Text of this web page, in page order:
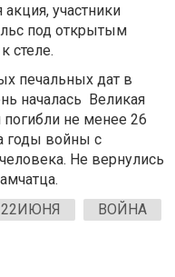
участники
под открытым
стеле.
печальных дат в
началась Великая
не менее 26
годы войны с
Не вернулись
22ИЮНЯ
ВОЙНА